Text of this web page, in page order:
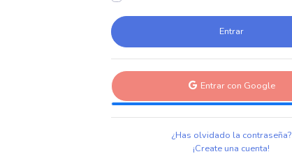
Entrar con Google
¿Has olvidado la contraseña?
¡Create una cuenta!